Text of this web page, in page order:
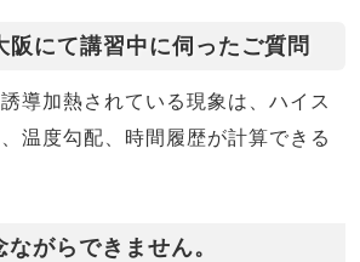
阪にて講習中に伺ったご質問
導加熱されている現象は、ハイス
温度勾配、時間履歴が計算できる
がらできません。